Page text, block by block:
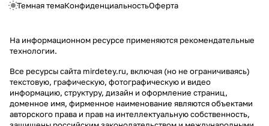
Темная темаКонфиденциальностьОферта
На информационном ресурсе применяются рекомендательные
технологии.
Все ресурсы сайта mirdetey.ru, включая (но не ограничиваясь)
текстовую, графическую, фотографическую и видео
информацию, структуру, дизайн и оформление страниц,
доменное имя, фирменное наименование являются объектами
авторского права и прав на интеллектуальную собственность,